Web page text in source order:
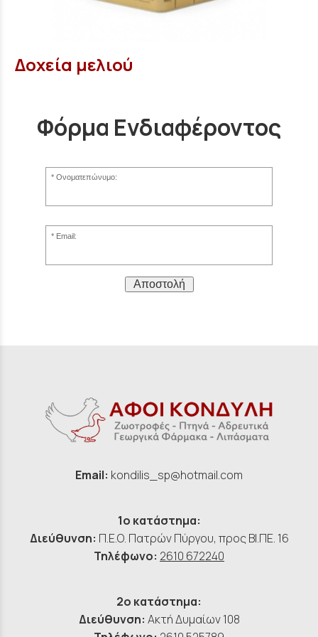
Δοχεία μελιού
Φόρμα Ενδιαφέροντος
Ονοματεπώνυμο:
Email:
Αποστολή
Email: kondilis_sp@hotmail.com
1ο κατάστημα:
Διεύθυνση: Π.Ε.Ο. Πατρών Πύργου, προς ΒΙ.ΠΕ. 16
Τηλέφωνο: 2610 672240
2ο κατάστημα:
Διεύθυνση: Ακτή Δυμαίων 108